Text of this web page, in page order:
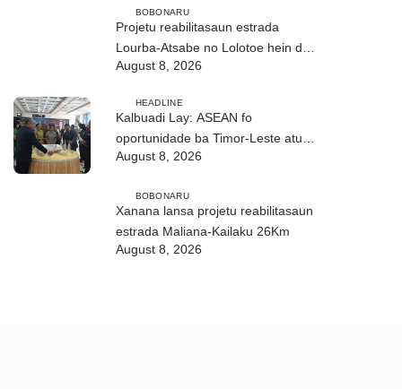
BOBONARU
Projetu reabilitasaun estrada
Lourba-Atsabe no Lolotoe hein de’it
vistu tribunál
August 8, 2026
HEADLINE
Kalbuadi Lay: ASEAN fo
oportunidade ba Timor-Leste atu
aselera transformasaun ekonómika
August 8, 2026
BOBONARU
Xanana lansa projetu reabilitasaun
estrada Maliana-Kailaku 26Km
August 8, 2026